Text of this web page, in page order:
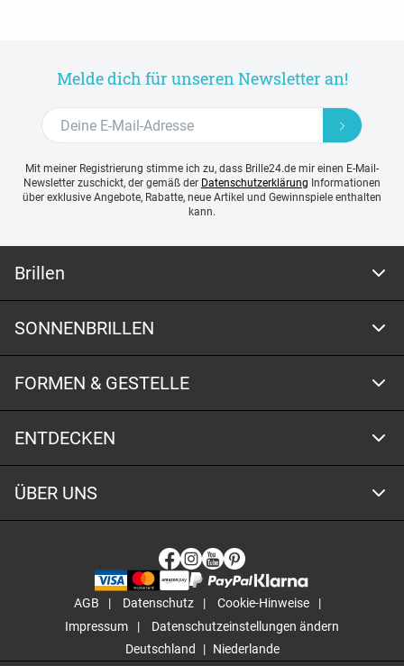
Melde dich für unseren Newsletter an!
Mit meiner Registrierung stimme ich zu, dass Brille24.de mir einen E-Mail-
Newsletter zuschickt, der gemäß der Datenschutzerklärung Informationen
über exklusive Angebote, Rabatte, neue Artikel und Gewinnspiele enthalten
kann.
Brillen
SONNENBRILLEN
FORMEN & GESTELLE
ENTDECKEN
ÜBER UNS
AGB Datenschutz
Cookie-Hinweise
Impressum
Datenschutzeinstellungen ändern
Deutschland
Niederlande